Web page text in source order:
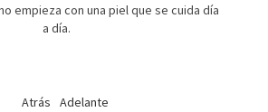
empieza con una piel que se cuida día
a día.
Atrás Adelante